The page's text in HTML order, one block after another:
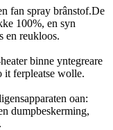
fan spray brânstof.De
100%, en syn
en reukloos.
binne yntegreare
it ferpleatse wolle.
oan:
dumpbeskerming,